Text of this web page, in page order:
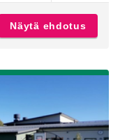
Näytä ehdotus